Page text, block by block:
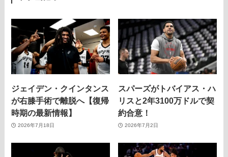
ジェイデン・クインタンス
が右膝手術で離脱へ【復帰
時期の最新情報】
2026年7月18日
スパーズがトバイアス・ハ
リスと2年3100万ドルで契
約合意！
2026年7月2日